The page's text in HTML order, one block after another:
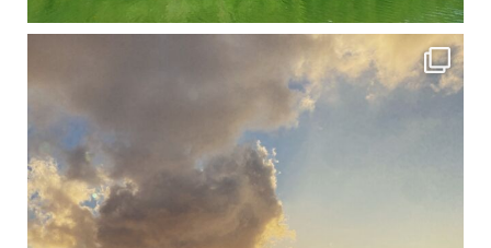
修学旅行シーズンも終わり、一気に冷え込んできました。 2025年今年もあっという間に終